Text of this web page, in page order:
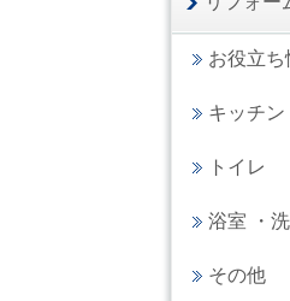
お役立ち
キッチン
トイレ
浴室 ・
その他